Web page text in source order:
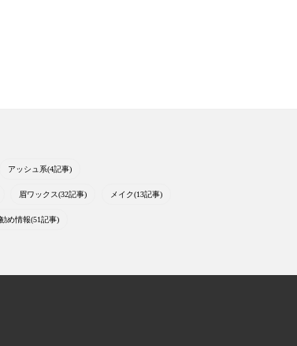
アッシュ系(4記事)
眉ワックス(32記事) メイク(13記事)
め情報(51記事)